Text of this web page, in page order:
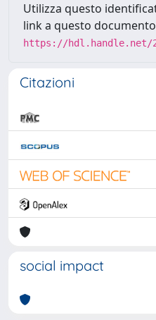
Utilizza questo
link a questo
https://hdl.handle.net/
Citazioni
social impact